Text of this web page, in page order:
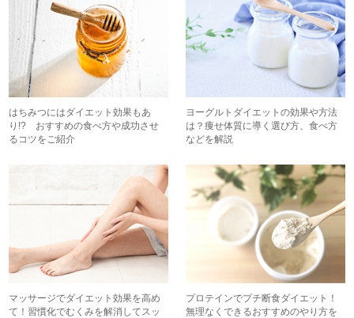
はちみつにはダイエット効果もあ
り!? おすすめの食べ方や成功させ
るコツをご紹介
ヨーグルトダイエットの効果や方法
は？痩せ体質に導く選び方、食べ方
などを解説
マッサージでダイエット効果を高め
て！習慣化でむくみを解消してスッ
プロテインでプチ断食ダイエット！
無理なくできるおすすめのやり方を